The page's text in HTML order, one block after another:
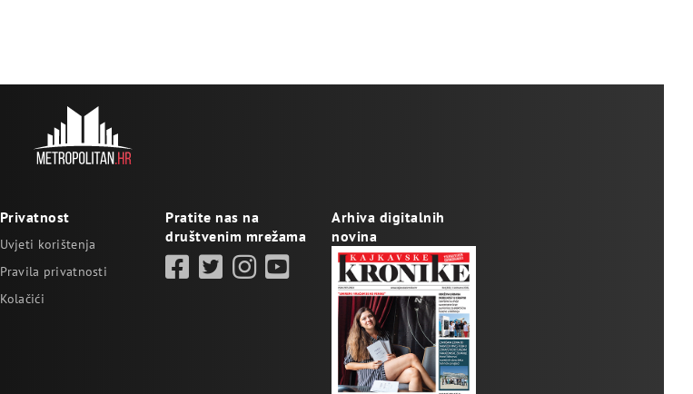
Privatnost
Uvjeti korištenja
Pravila privatnosti
Kolačići
Pratite nas na
društvenim mrežama
Arhiva digitalnih
novina